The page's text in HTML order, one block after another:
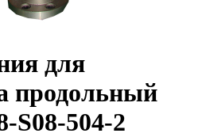
для
продольный
S08-504-2